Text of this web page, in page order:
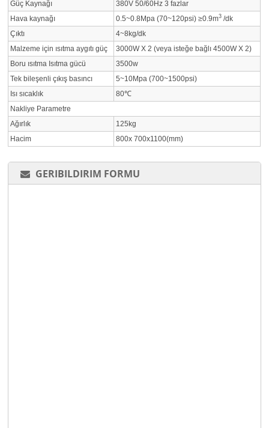
Güç Kaynağı
380V 50/60Hz 3 fazlar
Hava kaynağı
0.5~0.8Mpa (70~120psi) ≥0.9m3 /dk
Çıktı
4~8kg/dk
Malzeme için ısıtma aygıtı güç
3000W X 2 (veya isteğe bağlı 4500W X 2)
Boru ısıtma Isıtma gücü
3500w
Tek bileşenli çıkış basıncı
5~10Mpa (700~1500psi)
Isı sıcaklık
80℃
Nakliye Parametre
Ağırlık
125kg
Hacim
800x 700x1100(mm)
GERIBILDIRIM FORMU